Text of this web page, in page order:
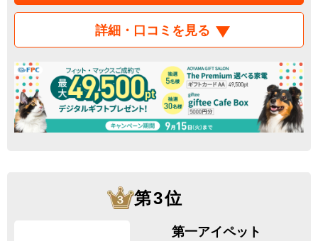
詳細・口コミを見る
第3位
第一アイペット